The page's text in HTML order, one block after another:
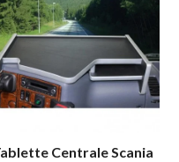
Centrale Scania